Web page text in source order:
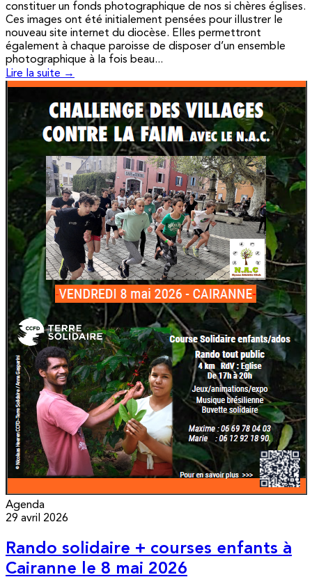
constituer un fonds photographique de nos si chères églises.
Ces images ont été initialement pensées pour illustrer le
nouveau site internet du diocèse. Elles permettront
également à chaque paroisse de disposer d’un ensemble
photographique à la fois beau...
Lire la suite →
Agenda
29 avril 2026
Rando solidaire + courses enfants à
Cairanne le 8 mai 2026